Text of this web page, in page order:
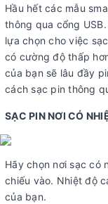
Hầu hết các mẫu
thông qua cổng
lựa chọn cho việc
có cường độ thấp
của bạn sẽ lâu đầy
cách sạc pin thông
SẠC PIN NƠI CÓ
Hãy chọn nơi sạc có
chiếu vào. Nhiệt độ
của bạn.